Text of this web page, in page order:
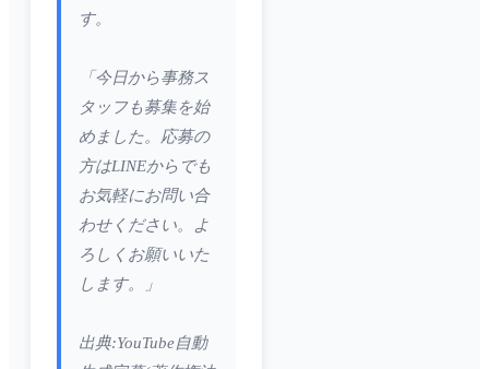
す。
「今日から事務ス
タッフも募集を始
めました。応募の
方はLINEからでも
お気軽にお問い合
わせください。よ
ろしくお願いいた
します。」
出典:YouTube自動